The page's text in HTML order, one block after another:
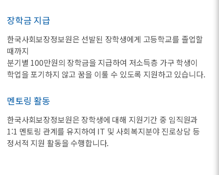
장학금 지급
한국사회보장정보원은 선발된 장학생에게 고등학교를 졸업할
때까지
분기별 100만원의 장학금을 지급하여 저소득층 가구 학생이
학업을 포기하지 않고 꿈을 이룰 수 있도록 지원하고 있습니다.
멘토링 활동
한국사회보장정보원은 장학생에 대해 지원기간 중 임직원과
1:1 멘토링 관계를 유지하여 IT 및 사회복지분야 진로상담 등
정서적 지원 활동을 수행합니다.